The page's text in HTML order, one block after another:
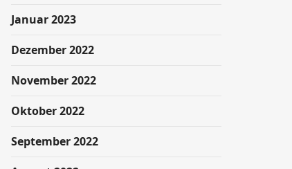
Januar 2023
Dezember 2022
November 2022
Oktober 2022
September 2022